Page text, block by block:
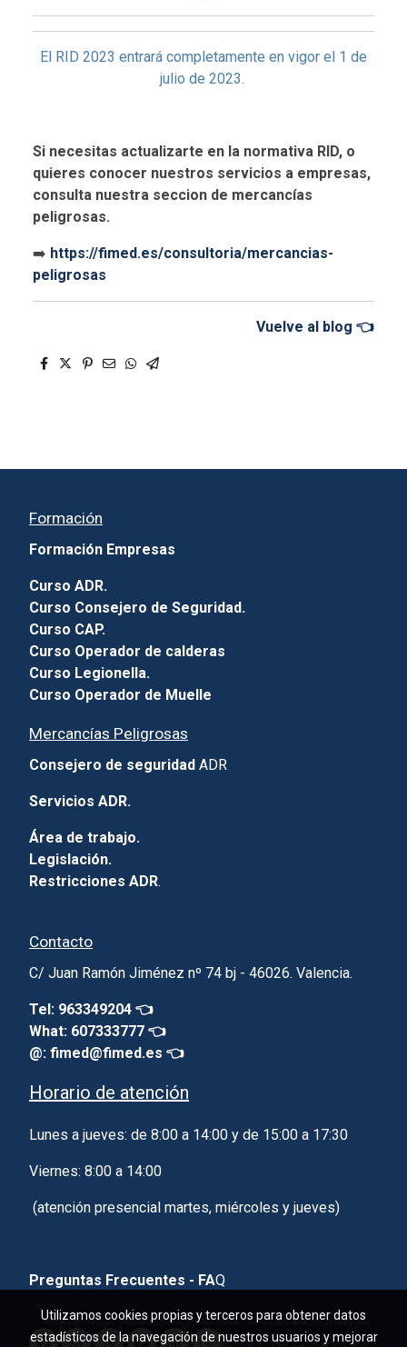
El RID 2023 entrará completamente en vigor el 1 de
julio de 2023.
Si necesitas actualizarte en la normativa RID, o
quieres conocer nuestros servicios a empresas,
consulta nuestra seccion de mercancías
peligrosas.
➡️ https://fimed.es/consultoria/mercancias-
peligrosas
Vuelve al blog 👈
Formación
Formación Empresas
Curso ADR.
Curso Consejero de Seguridad.
Curso CAP.
Curso Operador de calderas
Curso Legionella.
Curso Operador de Muelle
Mercancías Peligrosas
Consejero de seguridad ADR
Servicios ADR.
Área de trabajo.
Legislación.
Restricciones ADR.
Contacto
C/ Juan Ramón Jiménez nº 74 bj - 46026. Valencia.
Tel: 963349204 👈
What: 607333777 👈
@: fimed@fimed.es 👈
Horario de atención
Lunes a jueves: de 8:00 a 14:00 y de 15:00 a 17:30
Viernes: 8:00 a 14:00
(atención presencial martes, miércoles y jueves)
Preguntas Frecuentes - FAQ
Utilizamos cookies propias y terceros para obtener datos
estadísticos de la navegación de nuestros usuarios y mejorar